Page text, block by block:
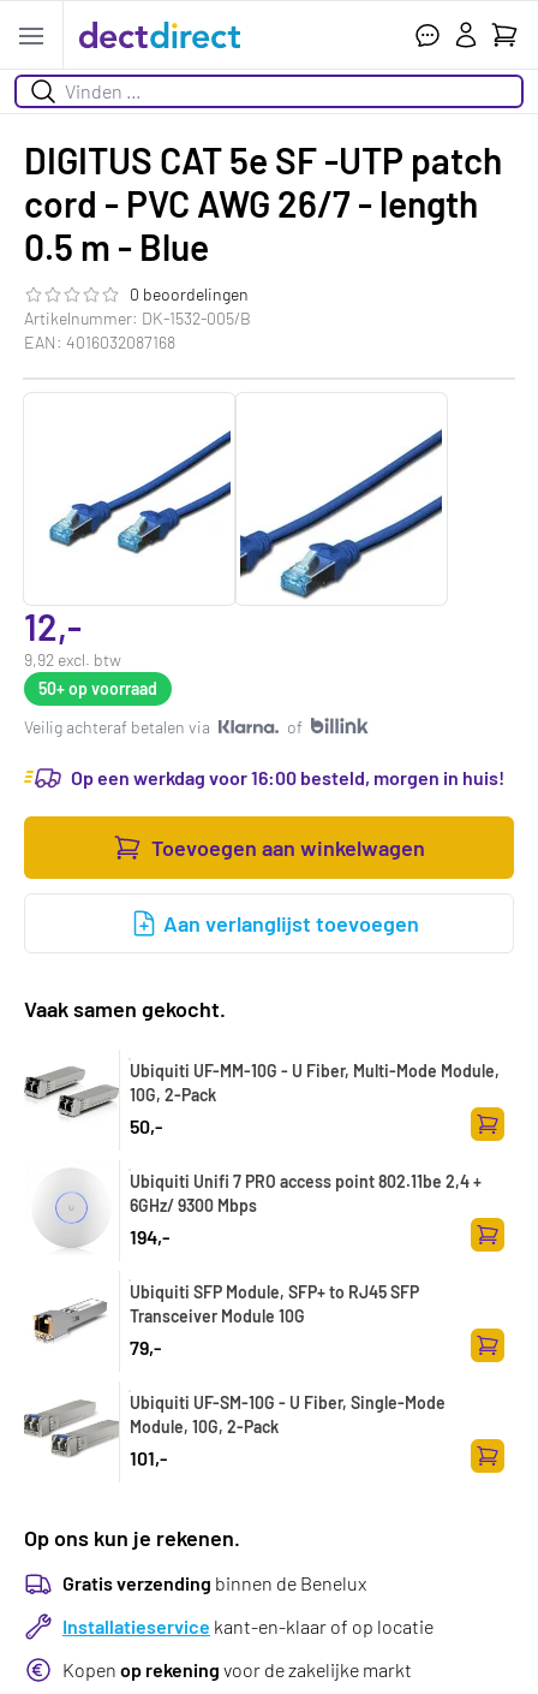
Open menu
Zoeken
DIGITUS CAT 5e SF -UTP patch
cord - PVC AWG 26/7 - length
0.5 m - Blue
De beoordeling van dit product is
0 beoordelingen
Artikelnummer: DK-1532-005/B
EAN: 4016032087168
12,-
9,92 excl. btw
50+op voorraad
Veilig achteraf betalen via
of
Op een werkdag voor 16:00 besteld, morgen in huis!
Toevoegen aan winkelwagen
Aan verlanglijst toevoegen
Vaak samen gekocht.
Ubiquiti UF-MM-10G - U Fiber, Multi-Mode Module,
10G, 2-Pack
50,-
Ubiquiti Unifi 7 PRO access point 802.11be 2,4 +
6GHz/ 9300 Mbps
194,-
Ubiquiti SFP Module, SFP+ to RJ45 SFP
Transceiver Module 10G
79,-
Ubiquiti UF-SM-10G - U Fiber, Single-Mode
Module, 10G, 2-Pack
101,-
Op ons kun je rekenen.
Gratis verzending binnen de Benelux
Installatieservice kant-en-klaar of op locatie
Kopen op rekening voor de zakelijke markt